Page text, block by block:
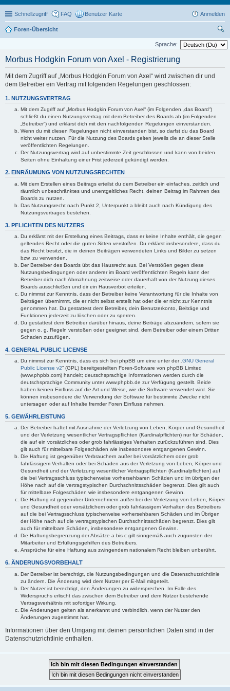
Schnellzugriff FAQ Benutzer Karte Anmelden
Foren-Übersicht
uc
Sprache:
Morbus Hodgkin Forum von Axel - Registrierung
Mit dem Zugriff auf „Morbus Hodgkin Forum von Axel“ wird zwischen dir und
dem Betreiber ein Vertrag mit folgenden Regelungen geschlossen:
1. NUTZUNGSVERTRAG
Mit dem Zugriff auf „Morbus Hodgkin Forum von Axel“ (im Folgenden „das Board“)
schließt du einen Nutzungsvertrag mit dem Betreiber des Boards ab (im Folgenden
„Betreiber“) und erklärst dich mit den nachfolgenden Regelungen einverstanden.
Wenn du mit diesen Regelungen nicht einverstanden bist, so darfst du das Board
nicht weiter nutzen. Für die Nutzung des Boards gelten jeweils die an dieser Stelle
veröffentlichten Regelungen.
Der Nutzungsvertrag wird auf unbestimmte Zeit geschlossen und kann von beiden
Seiten ohne Einhaltung einer Frist jederzeit gekündigt werden.
2. EINRÄUMUNG VON NUTZUNGSRECHTEN
Mit dem Erstellen eines Beitrags erteilst du dem Betreiber ein einfaches, zeitlich und
räumlich unbeschränktes und unentgeltliches Recht, deinen Beitrag im Rahmen des
Boards zu nutzen.
Das Nutzungsrecht nach Punkt 2, Unterpunkt a bleibt auch nach Kündigung des
Nutzungsvertrages bestehen.
3. PFLICHTEN DES NUTZERS
Du erklärst mit der Erstellung eines Beitrags, dass er keine Inhalte enthält, die gegen
geltendes Recht oder die guten Sitten verstoßen. Du erklärst insbesondere, dass du
das Recht besitzt, die in deinen Beiträgen verwendeten Links und Bilder zu setzen
bzw. zu verwenden.
Der Betreiber des Boards übt das Hausrecht aus. Bei Verstößen gegen diese
Nutzungsbedingungen oder anderer im Board veröffentlichten Regeln kann der
Betreiber dich nach Abmahnung zeitweise oder dauerhaft von der Nutzung dieses
Boards ausschließen und dir ein Hausverbot erteilen.
Du nimmst zur Kenntnis, dass der Betreiber keine Verantwortung für die Inhalte von
Beiträgen übernimmt, die er nicht selbst erstellt hat oder die er nicht zur Kenntnis
genommen hat. Du gestattest dem Betreiber, dein Benutzerkonto, Beiträge und
Funktionen jederzeit zu löschen oder zu sperren.
Du gestattest dem Betreiber darüber hinaus, deine Beiträge abzuändern, sofern sie
gegen o. g. Regeln verstoßen oder geeignet sind, dem Betreiber oder einem Dritten
Schaden zuzufügen.
4. GENERAL PUBLIC LICENSE
Du nimmst zur Kenntnis, dass es sich bei phpBB um eine unter der „ GNU General
Public License v2“ (GPL) bereitgestellten Foren-Software von phpBB Limited
(www.phpbb.com) handelt; deutschsprachige Informationen werden durch die
deutschsprachige Community unter www.phpbb.de zur Verfügung gestellt. Beide
haben keinen Einfluss auf die Art und Weise, wie die Software verwendet wird. Sie
können insbesondere die Verwendung der Software für bestimmte Zwecke nicht
untersagen oder auf Inhalte fremder Foren Einfluss nehmen.
5. GEWÄHRLEISTUNG
Der Betreiber haftet mit Ausnahme der Verletzung von Leben, Körper und Gesundheit
und der Verletzung wesentlicher Vertragspflichten (Kardinalpflichten) nur für Schäden,
die auf ein vorsätzliches oder grob fahrlässiges Verhalten zurückzuführen sind. Dies
gilt auch für mittelbare Folgeschäden wie insbesondere entgangenen Gewinn.
Die Haftung ist gegenüber Verbrauchern außer bei vorsätzlichem oder grob
fahrlässigem Verhalten oder bei Schäden aus der Verletzung von Leben, Körper und
Gesundheit und der Verletzung wesentlicher Vertragspflichten (Kardinalpflichten) auf
die bei Vertragsschluss typischerweise vorhersehbaren Schäden und im übrigen der
Höhe nach auf die vertragstypischen Durchschnittsschäden begrenzt. Dies gilt auch
für mittelbare Folgeschäden wie insbesondere entgangenen Gewinn.
Die Haftung ist gegenüber Unternehmern außer bei der Verletzung von Leben, Körper
und Gesundheit oder vorsätzlichem oder grob fahrlässigem Verhalten des Betreibers
auf die bei Vertragsschluss typischerweise vorhersehbaren Schäden und im Übrigen
der Höhe nach auf die vertragstypischen Durchschnittsschäden begrenzt. Dies gilt
auch für mittelbare Schäden, insbesondere entgangenen Gewinn.
Die Haftungsbegrenzung der Absätze a bis c gilt sinngemäß auch zugunsten der
Mitarbeiter und Erfüllungsgehilfen des Betreibers.
Ansprüche für eine Haftung aus zwingendem nationalem Recht bleiben unberührt.
6. ÄNDERUNGSVORBEHALT
Der Betreiber ist berechtigt, die Nutzungsbedingungen und die Datenschutzrichtlinie
zu ändern. Die Änderung wird dem Nutzer per E-Mail mitgeteilt.
Der Nutzer ist berechtigt, den Änderungen zu widersprechen. Im Falle des
Widerspruchs erlischt das zwischen dem Betreiber und dem Nutzer bestehende
Vertragsverhältnis mit sofortiger Wirkung.
Die Änderungen gelten als anerkannt und verbindlich, wenn der Nutzer den
Änderungen zugestimmt hat.
Informationen über den Umgang mit deinen persönlichen Daten sind in der
Datenschutzrichtlinie enthalten.